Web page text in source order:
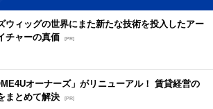
ウィッグの世界にまた新たな技術を投入したアー
チャーの真価
[PR]
オーナーズ」がリニューアル！ 賃貸経営の
まとめて解決 [PR]